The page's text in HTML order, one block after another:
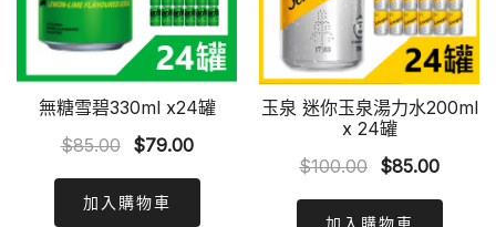
無糖雪碧330ml x24罐
$85.00
Original
was:
$79.00Current
加入購物車
玉泉 迷你玉泉湯力水200ml
x 24罐
$100.00 Original
was:
$85.00
加入購物車